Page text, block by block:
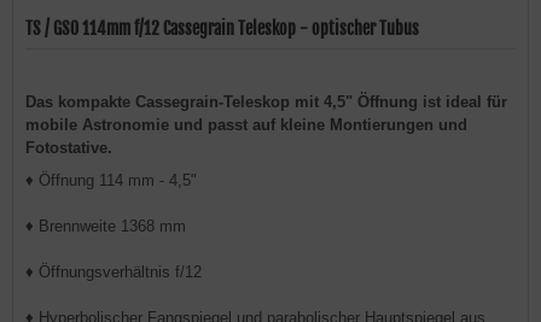
TS / GSO 114mm f/12 Cassegrain Teleskop - optischer Tubus
Das kompakte Cassegrain-Teleskop mit 4,5" Öffnung ist ideal für
mobile Astronomie und passt auf kleine Montierungen und
Fotostative.
♦ Öffnung 114 mm - 4,5"
♦ Brennweite 1368 mm
♦ Öffnungsverhältnis f/12
♦ Hyperbolischer Fangspiegel und parabolischer Hauptspiegel aus